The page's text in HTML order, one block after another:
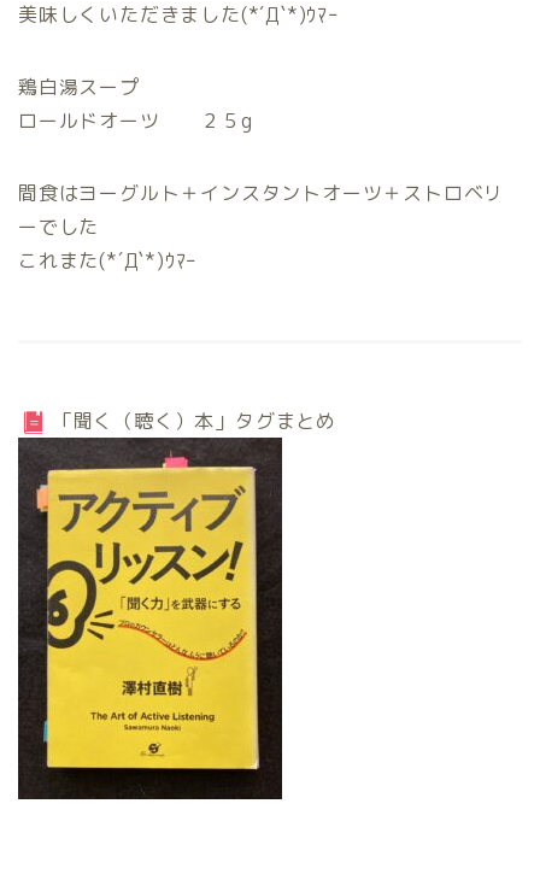
美味しくいただきました(*´Д`*)ｳﾏｰ
鶏白湯スープ
ロールドオーツ ２５g
間食はヨーグルト＋インスタントオーツ＋ストロベリ
ーでした
これまた(*´Д`*)ｳﾏｰ
「聞く（聴く）本」タグまとめ